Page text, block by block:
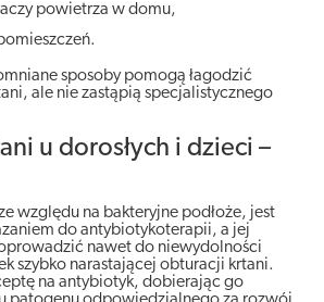
powietrza w domu,
sposoby pomogą łagodzić
ale nie zastąpią specjalistycznego
u dorosłych i dzieci –
względu na bakteryjne podłoże, jest
do antybiotykoterapii, a jej
nawet do niewydolności
szybko narastającej obturacji krtani.
na antybiotyk, dobierając go